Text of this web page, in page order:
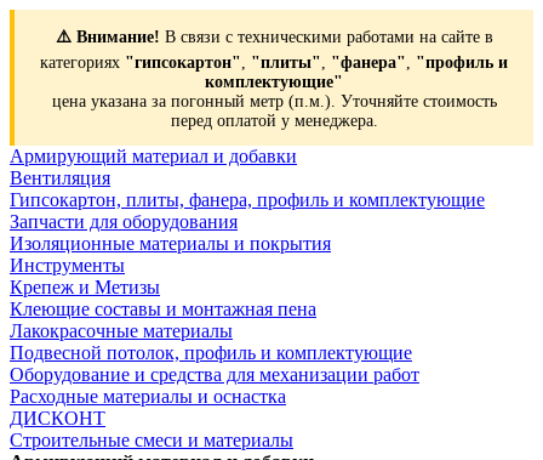
⚠️ Внимание! В связи с техническими работами на сайте в
категориях "гипсокартон", "плиты", "фанера", "профиль и
комплектующие"
цена указана за погонный метр (п.м.). Уточняйте стоимость
перед оплатой у менеджера.
Армирующий материал и добавки
Вентиляция
Гипсокартон, плиты, фанера, профиль и комплектующие
Запчасти для оборудования
Изоляционные материалы и покрытия
Инструменты
Крепеж и Метизы
Клеющие составы и монтажная пена
Лакокрасочные материалы
Подвесной потолок, профиль и комплектующие
Оборудование и средства для механизации работ
Расходные материалы и оснастка
ДИСКОНТ
Строительные смеси и материалы